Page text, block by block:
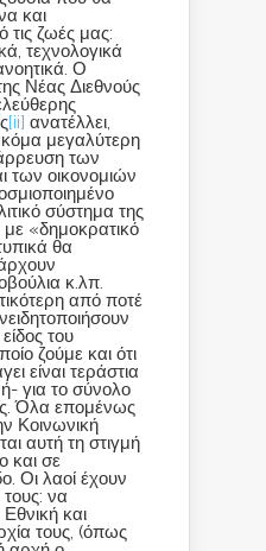
και
τις ζωές μας:
τεχνολογικά
Ο
Νέας Διεθνούς
[ii] ανατέλλει,
μεγαλύτερη
των
των οικονομιών
σύστημα της
με «δημοκρατικό
θα
κ.λπ.
από ποτέ
του
ζούμε και ότι
είναι τεράστια
για το σύνολο
Όλα επομένως
Κοινωνική
αυτή τη στιγμή
και σε
Οι λαοί έχουν
να
και
τους, (όπως